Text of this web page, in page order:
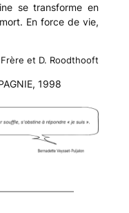
se transforme en
En force de vie,
et D. Roodthooft
1998